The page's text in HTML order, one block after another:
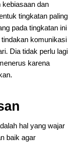
kebiasaan dan
tingkatan paling
pada tingkatan ini
komunikasi
Dia tidak perlu lagi
karena
hal yang wajar
baik agar